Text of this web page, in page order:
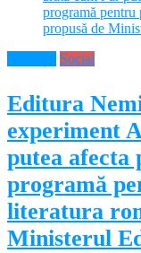
Social
Editura
experiment
putea afecta
programă
literatura
Ministerul